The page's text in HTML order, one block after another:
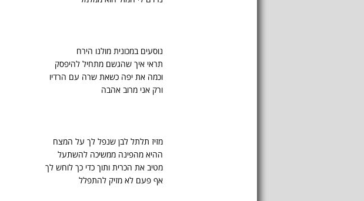
נוסעים במכונית מולנו הירח
תראי איך שהגשם מתחיל להיפסק
וכמה את יפה כשאת שרה עם הרדיו
ורק אני מרוב אהבה
מזיז תלתל לבן שנפל לך על המצח
ההיא מהפינה ממשיכה להשתעל
מטיב את הכרית ותוך כדי כך לוחש לך
אף פעם לא מזיק להתפלל